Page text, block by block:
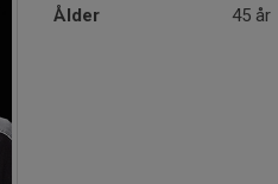
Ålder
45 år